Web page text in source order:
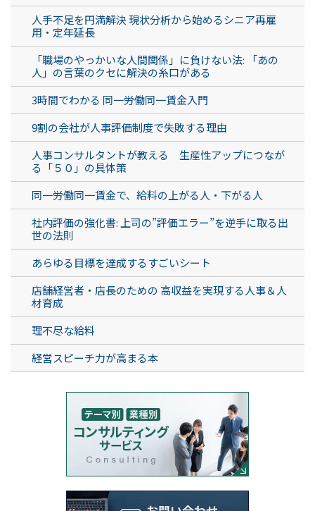
人手不足を円満解決 現状分析から始めるシニア再雇
用・定年延長
「職場のやっかいな人間関係」に負けない法: 「あの
人」の言葉のクセに解決の糸口がある
3時間でわかる 同一労働同一賃金入門
9割の会社が人事評価制度で失敗する理由
人事コンサルタントが教える 生産性アップにつなが
る「５０」の具体策
同一労働同一賃金で、給料の上がる人・下がる人
社内評価の強化書: 上司の”評価エラー”を逆手に取る出
世の法則
あらゆる目標を達成するすごいシート
店舗経営者・店長のための 高収益を実現する人事＆人
材育成
理不尽な給料
経営スピーチ力が高まる本